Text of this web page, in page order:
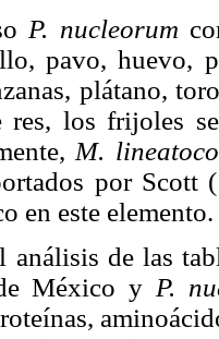
P. nucleorum
pavo, huevo,
plátano,
res, los frijoles
M.
por
en este elemento.
análisis de las
México y P.